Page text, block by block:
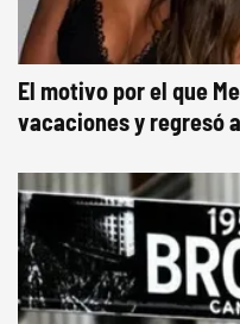
El motivo por el que
vacaciones y regresó a